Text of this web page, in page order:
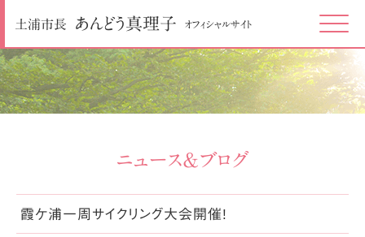
土浦市長 あんどう真理子 オフィシャルサイト Click
ニュース＆ブログ
霞ケ浦一周サイクリング大会開催!